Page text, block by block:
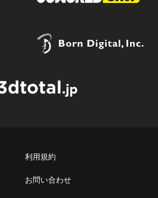
利用規約
お問い合わせ